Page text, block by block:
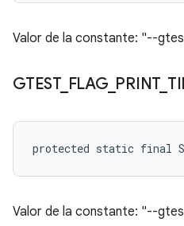
Valor de la constante: "--
GTEST_ FLAG_ PRINT_
protected static final
Valor de la constante: "--